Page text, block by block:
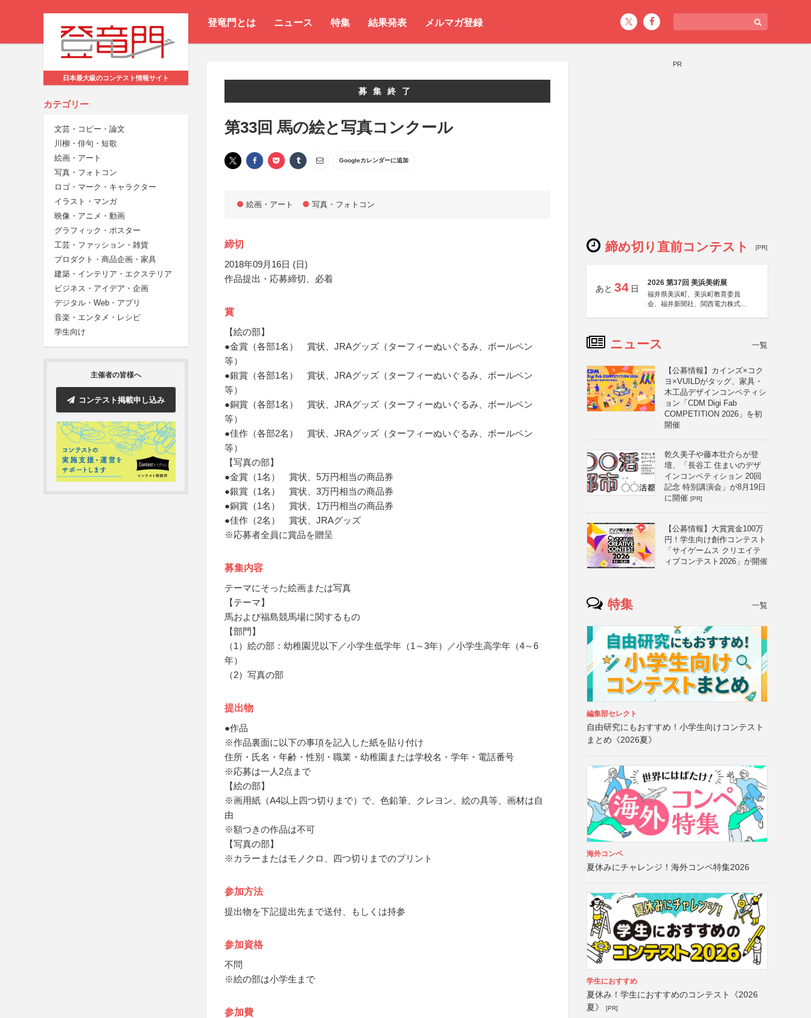
登竜門とは ニュース 特集 結果発表 メルマガ登録
日本最大級のコンテスト情報サイト
カテゴリー
文芸・コピー・論文
川柳・俳句・短歌
絵画・アート
写真・フォトコン
ロゴ・マーク・キャラクター
イラスト・マンガ
映像・アニメ・動画
グラフィック・ポスター
工芸・ファッション・雑貨
プロダクト・商品企画・家具
建築・インテリア・エクステリア
ビジネス・アイデア・企画
デジタル・Web・アプリ
音楽・エンタメ・レシピ
学生向け
主催者の皆様へ
コンテスト掲載申し込み
募集終了
第33回 馬の絵と写真コンクール
Googleカレンダーに追加
絵画・アート 写真・フォトコン
締切
2018年09月16日 (日)
作品提出・応募締切、必着
賞
【絵の部】
●金賞（各部1名） 賞状、JRAグッズ（ターフィーぬいぐるみ、ボールペン
等）
●銀賞（各部1名） 賞状、JRAグッズ（ターフィーぬいぐるみ、ボールペン
等）
●銅賞（各部1名） 賞状、JRAグッズ（ターフィーぬいぐるみ、ボールペン
等）
●佳作（各部2名） 賞状、JRAグッズ（ターフィーぬいぐるみ、ボールペン
等）
【写真の部】
●金賞（1名） 賞状、5万円相当の商品券
●銀賞（1名） 賞状、3万円相当の商品券
●銅賞（1名） 賞状、1万円相当の商品券
●佳作（2名） 賞状、JRAグッズ
※応募者全員に賞品を贈呈
募集内容
テーマにそった絵画または写真
【テーマ】
馬および福島競馬場に関するもの
【部門】
（1）絵の部：幼稚園児以下／小学生低学年（1～3年）／小学生高学年（4～6
年）
（2）写真の部
提出物
●作品
※作品裏面に以下の事項を記入した紙を貼り付け
住所・氏名・年齢・性別・職業・幼稚園または学校名・学年・電話番号
※応募は一人2点まで
【絵の部】
※画用紙（A4以上四つ切りまで）で、色鉛筆、クレヨン、絵の具等、画材は自
由
※額つきの作品は不可
【写真の部】
※カラーまたはモノクロ、四つ切りまでのプリント
参加方法
提出物を下記提出先まで送付、もしくは持参
参加資格
不問
※絵の部は小学生まで
参加費
PR
締め切り直前コンテスト [PR]
あと 34 日
2026 第37回 美浜美術展
福井県美浜町、美浜町教育委員
会、福井新聞社、関西電力株式会
ニュース 一覧
【公募情報】カインズ×コク
ヨ×VUILDがタッグ、家具・
木工品デザインコンペティシ
ョン「CDM Digi Fab
COMPETITION 2026」を初
開催
乾久美子や藤本壮介らが登
壇、「長谷工 住まいのデザ
インコンペティション 20回
記念 特別講演会」が8月19日
に開催 [PR]
【公募情報】大賞賞金100万
円！学生向け創作コンテスト
「サイゲームス クリエイテ
ィブコンテスト2026」が開催
特集 一覧
編集部セレクト
自由研究にもおすすめ！小学生向けコンテスト
まとめ《2026夏》
海外コンペ
夏休みにチャレンジ！海外コンペ特集2026
学生におすすめ
夏休み！学生におすすめのコンテスト《2026
夏》
[PR]